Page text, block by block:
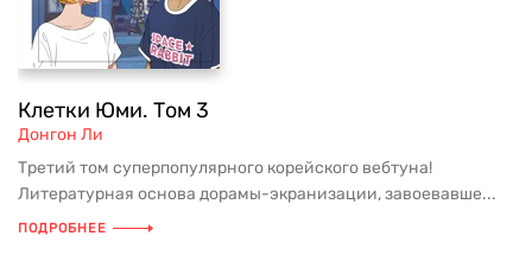
Клетки Юми. Том 3
Донгон Ли
Третий том суперпопулярного корейского вебтуна!
Литературная основа дорамы-экранизации, завоевавше...
ПОДРОБНЕЕ